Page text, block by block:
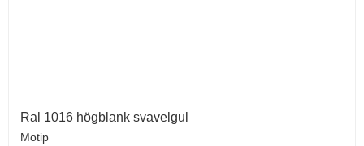
Ral 1016 högblank svavelgul
Motip